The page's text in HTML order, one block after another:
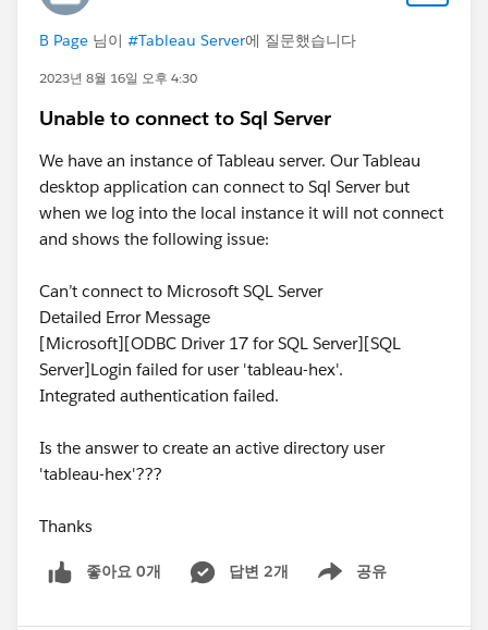
B Page 님이 #Tableau Server에 질문했습니다
2023년 8월 16일 오후 4:30
Unable to connect to Sql Server
We have an instance of Tableau server. Our Tableau
desktop application can connect to Sql Server but
when we log into the local instance it will not connect
and shows the following issue:
Can’t connect to Microsoft SQL Server
Detailed Error Message
[Microsoft][ODBC Driver 17 for SQL Server][SQL
Server]Login failed for user 'tableau-hex'.
Integrated authentication failed.
Is the answer to create an active directory user
'tableau-hex'???
Thanks
좋아요 0개 답변 2개 공유
Show menu